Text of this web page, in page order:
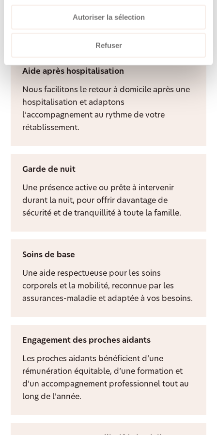
Autoriser la sélection
Refuser
apportent du lien social, de la structure et
Aide après hospitalisation
Nous facilitons le retour à domicile après une
hospitalisation et adaptons
l’accompagnement au rythme de votre
rétablissement.
Garde de nuit
Une présence active ou prête à intervenir
durant la nuit, pour offrir davantage de
sécurité et de tranquillité à toute la famille.
Soins de base
Une aide respectueuse pour les soins
corporels et la mobilité, reconnue par les
assurances-maladie et adaptée à vos besoins.
Engagement des proches aidants
Les proches aidants bénéficient d’une
rémunération équitable, d’une formation et
d’un accompagnement professionnel tout au
long de l’année.